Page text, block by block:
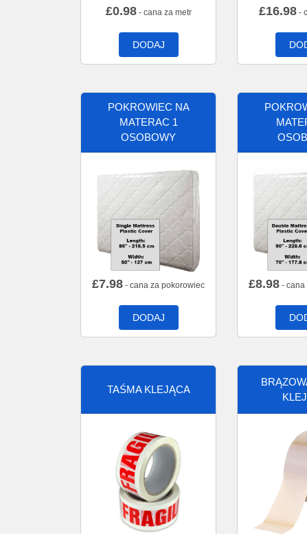
£0.98- cana za metr
DODAJ
£16.98 -
POKROWIEC NA
MATERAC 1
OSOBOWY
£7.98 - cana za pokorowiec
DODAJ
£8.98 - cana
TAŚMA KLEJĄCA